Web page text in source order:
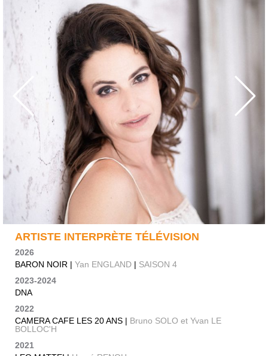
ARTISTE INTERPRÈTE TÉLÉVISION
2026
BARON NOIR | Yan ENGLAND | SAISON 4
2023-2024
DNA
2022
CAMERA CAFE LES 20 ANS | Bruno SOLO et Yvan LE
BOLLOC'H
2021